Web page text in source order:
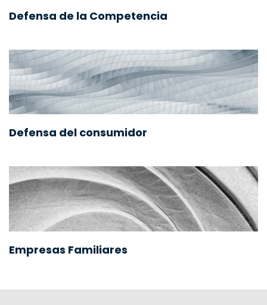
Defensa de la Competencia
Defensa del consumidor
Empresas Familiares